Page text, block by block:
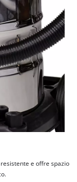
e offre spazio